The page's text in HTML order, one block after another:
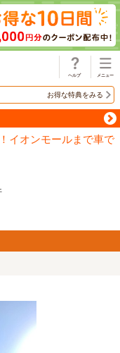
お得な特典をみる
イオンモールまで車で